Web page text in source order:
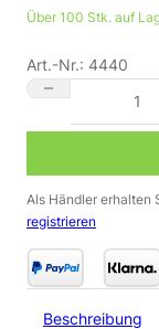
Über 100 Stk. auf
Art.-Nr.: 4440
230 Volt LED
Als Händler erhalten
registrieren
Beschreibung